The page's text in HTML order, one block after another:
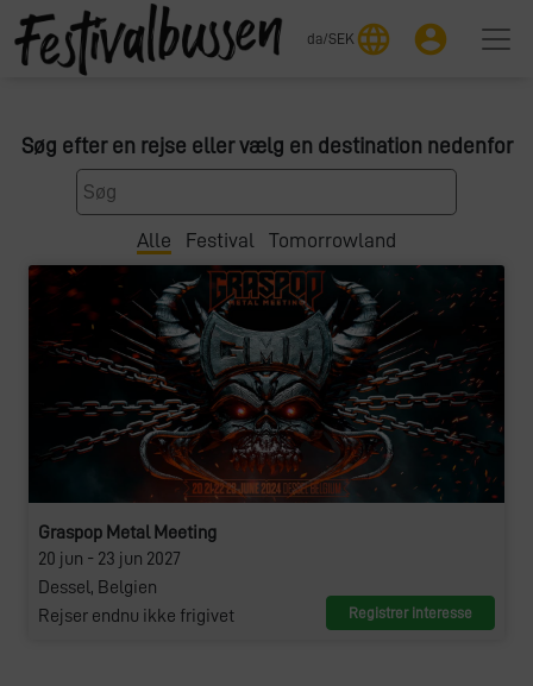
da/SEK language account_circle
Søg efter en rejse eller vælg en destination nedenfor
Alle Festival Tomorrowland
Graspop Metal Meeting
20 jun - 23 jun 2027
Dessel, Belgien
Rejser endnu ikke frigivet
Registrer interesse